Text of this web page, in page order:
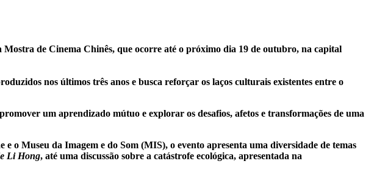
Mostra de Cinema Chinês, que ocorre até o próximo dia 19 de outubro, na capital
nos últimos três anos e busca reforçar os laços culturais existentes entre o
um aprendizado mútuo e explorar os desafios, afetos e transformações de uma
o Museu da Imagem e do Som (MIS), o evento apresenta uma diversidade de temas
Li Hong, até uma discussão sobre a catástrofe ecológica, apresentada na